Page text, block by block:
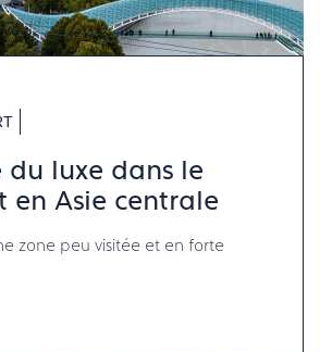
du luxe dans le
en Asie centrale